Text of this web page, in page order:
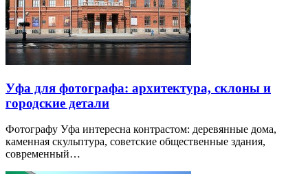
Уфа для фотографа: архитектура, склоны и
городские детали
Фотографу Уфа интересна контрастом: деревянные дома,
каменная скульптура, советские общественные здания,
современный…